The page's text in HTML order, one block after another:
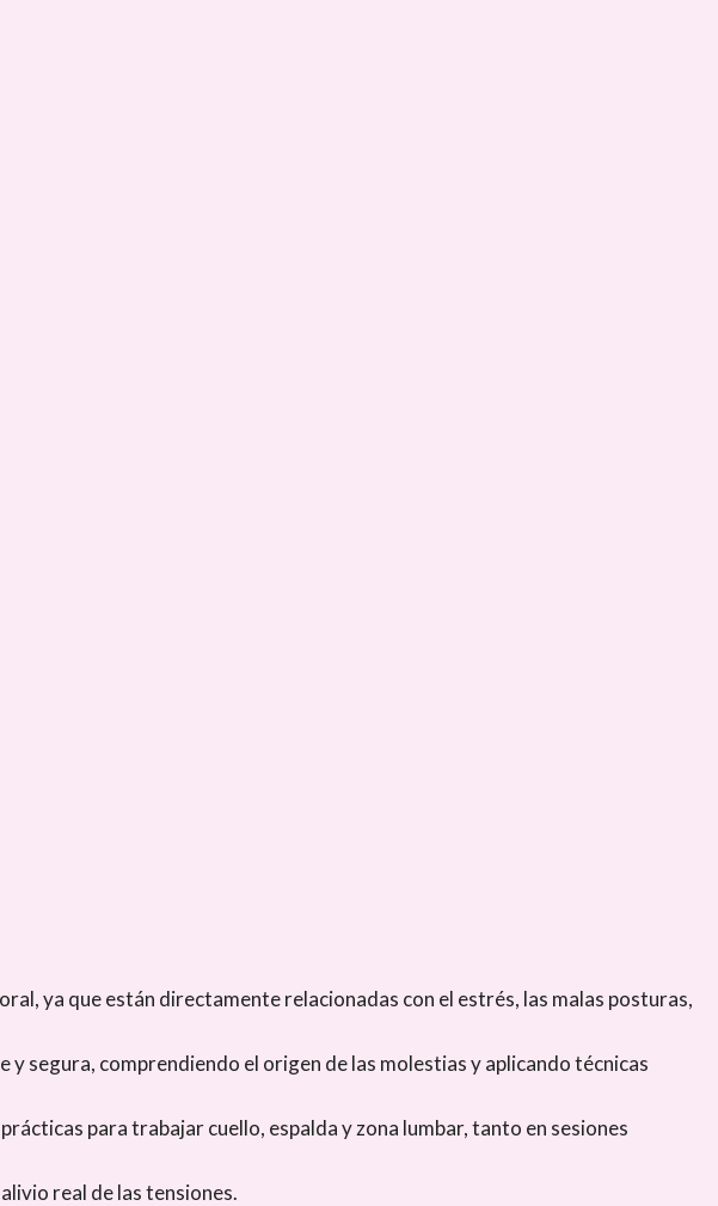
ya que están directamente relacionadas con el estrés, las malas posturas,
segura, comprendiendo el origen de las molestias y aplicando técnicas
para trabajar cuello, espalda y zona lumbar, tanto en sesiones
real de las tensiones.